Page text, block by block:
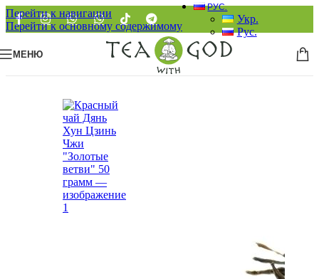
Перейти к навигации
Перейти к основному содержимому
РУС.
Укр.
Рус.
МЕНЮ